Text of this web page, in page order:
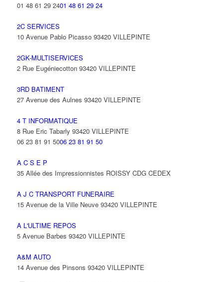
01 48 61 29 2401 48 61 29 24
2C SERVICES
10 Avenue Pablo Picasso 93420 VILLEPINTE
2GK-MULTISERVICES
2 Rue Eugéniecotton 93420 VILLEPINTE
3RD BATIMENT
27 Avenue des Aulnes 93420 VILLEPINTE
4 T INFORMATIQUE
8 Rue Eric Tabarly 93420 VILLEPINTE
06 23 81 91 5006 23 81 91 50
A C S E P
35 Allée des Impressionnistes ROISSY CDG CEDEX
A J C TRANSPORT FUNERAIRE
15 Avenue de la Ville Neuve 93420 VILLEPINTE
A L'ULTIME REPOS
5 Avenue Barbes 93420 VILLEPINTE
A&M AUTO
14 Avenue des Pinsons 93420 VILLEPINTE